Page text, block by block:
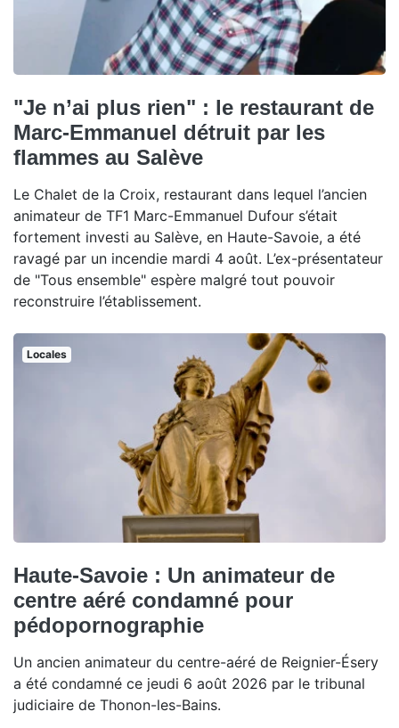
"Je n’ai plus rien" : le restaurant de
Marc-Emmanuel détruit par les
flammes au Salève
Le Chalet de la Croix, restaurant dans lequel l’ancien
animateur de TF1 Marc-Emmanuel Dufour s’était
fortement investi au Salève, en Haute-Savoie, a été
ravagé par un incendie mardi 4 août. L’ex-présentateur
de "Tous ensemble" espère malgré tout pouvoir
reconstruire l’établissement.
Locales
Haute-Savoie : Un animateur de
centre aéré condamné pour
pédopornographie
Un ancien animateur du centre-aéré de Reignier-Ésery
a été condamné ce jeudi 6 août 2026 par le tribunal
judiciaire de Thonon-les-Bains.